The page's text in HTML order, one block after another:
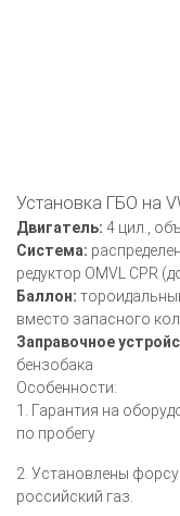
Установка ГБО на
Двигатель: 4 цил.,
Система:
редуктор OMVL CPR
Баллон:
вместо запасного
Заправочное
бензобака
Особенности:
1. Гарантия на
по пробегу
2. Установлены
российский газ.